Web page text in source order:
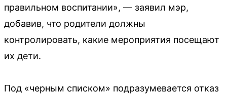
правильном воспитании», — заявил мэр,
добавив, что родители должны
контролировать, какие мероприятия посещают
их дети.
Под «черным списком» подразумевается отказ